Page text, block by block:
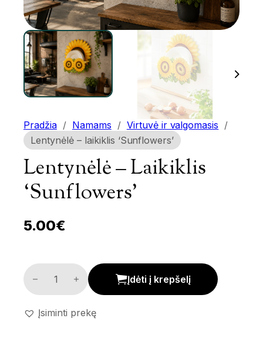
Pradžia / Namams / Virtuvė ir valgomasis /
Lentynėlė – laikiklis ‘Sunflowers’
Lentynėlė – Laikiklis
‘Sunflowers’
5.00€
Lentynėlė - laikiklis 'Sunflowers' kiekis
Įdėti į krepšelį
Įsiminti prekę